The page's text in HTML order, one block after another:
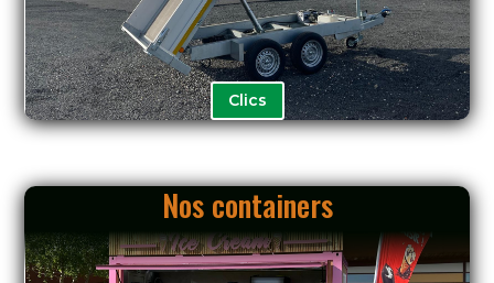
Clics
Nos containers